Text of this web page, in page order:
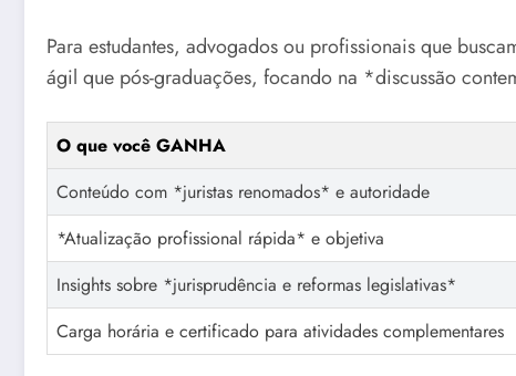
Para estudantes, advogados ou profissionais que
ágil que pós-graduações, focando na *discussão
O que você GANHA
Conteúdo com *juristas renomados* e autoridade
*Atualização profissional rápida* e objetiva
Insights sobre *jurisprudência e reformas legislativas*
Carga horária e certificado para atividades complementares